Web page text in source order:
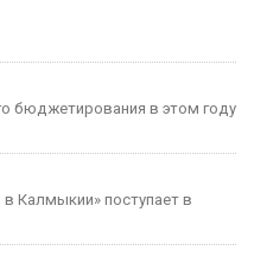
бюджетирования в этом году
Калмыкии» поступает в